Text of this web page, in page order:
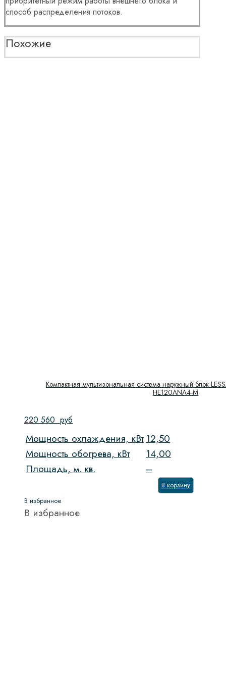
способ распределения потоков.
Похожие
Компактная мультизональная система наружный блок
HE120ANA4-M
220 560 руб
Мощность охлаждения, кВт12,50
Мощность обогрева, кВт
14,00
Площадь, м. кв.
–
В корзину
В избранное
В избранное